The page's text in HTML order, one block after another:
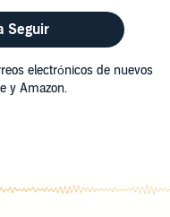
Seguir
electrónicos de nuevos
y Amazon.